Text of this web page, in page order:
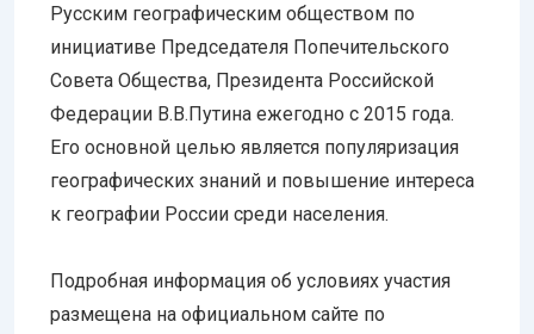
Русским географическим обществом по
инициативе Председателя Попечительского
Совета Общества, Президента Российской
Федерации В.В.Путина ежегодно с 2015 года.
Его основной целью является популяризация
географических знаний и повышение интереса
к географии России среди населения.
Подробная информация об условиях участия
размещена на официальном сайте по